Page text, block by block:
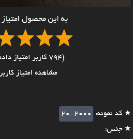
به این محصول
(794 کاربر امتیاز داده اند)
مشاهده امتیاز
★ کد نمونه:
20-2000
★ جنس: